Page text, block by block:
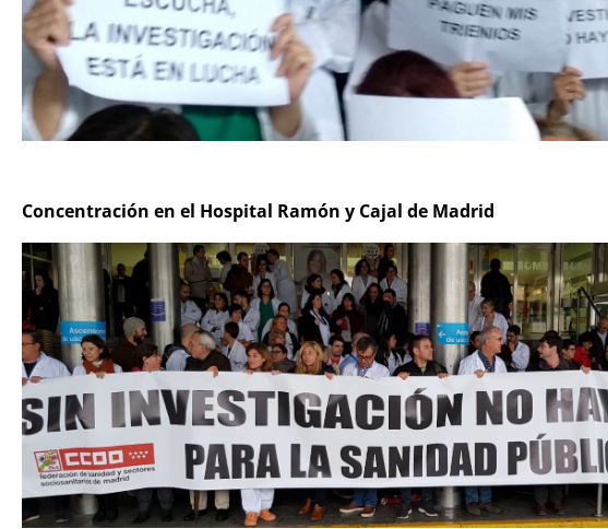
Concentración en el Hospital Ramón y Cajal de Madrid